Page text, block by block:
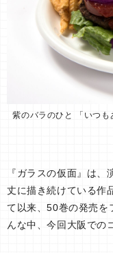
紫のバラのひと 「いつ
『ガラスの仮面』は
丈に描き続けている作
て以来、50巻の発売を
んな中、今回大阪での